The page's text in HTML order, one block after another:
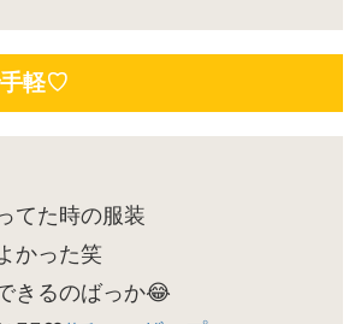
軽♡
てた時の服装
かった笑
きるのばっか😂